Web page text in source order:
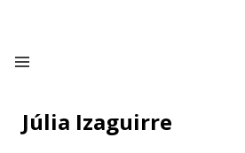
Júlia Izaguirre